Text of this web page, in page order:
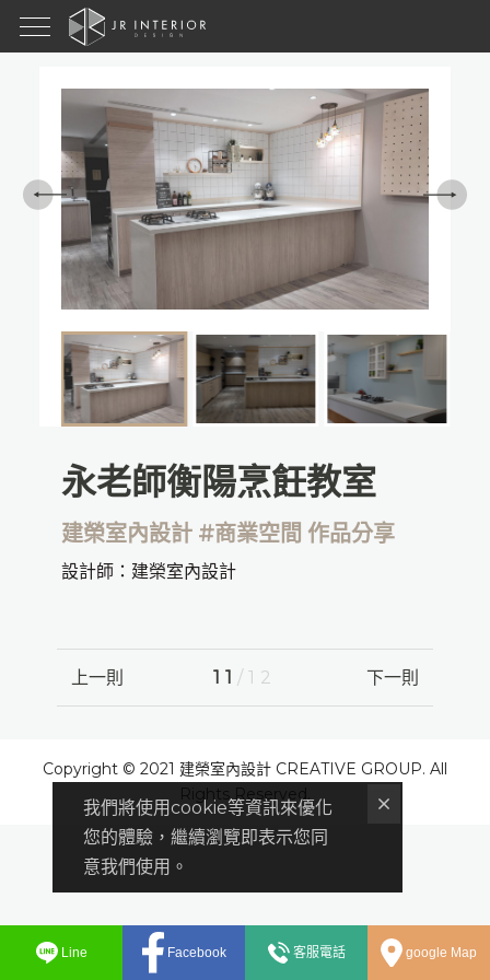
永老師衡陽烹飪教室
建榮室內設計 #商業空間 作品分享
設計師：建榮室內設計
上一則 11 /12 下一則
Copyright © 2021 建榮室內設計 CREATIVE GROUP. All
Rights Reserved.
Line Facebook 客服電話 google Map
我們將使用cookie等資訊來優化
您的體驗，繼續瀏覽即表示您同
意我們使用。